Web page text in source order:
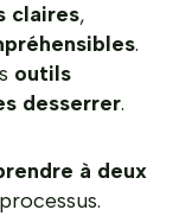
claires,
.
outils
desserrer.
à deux